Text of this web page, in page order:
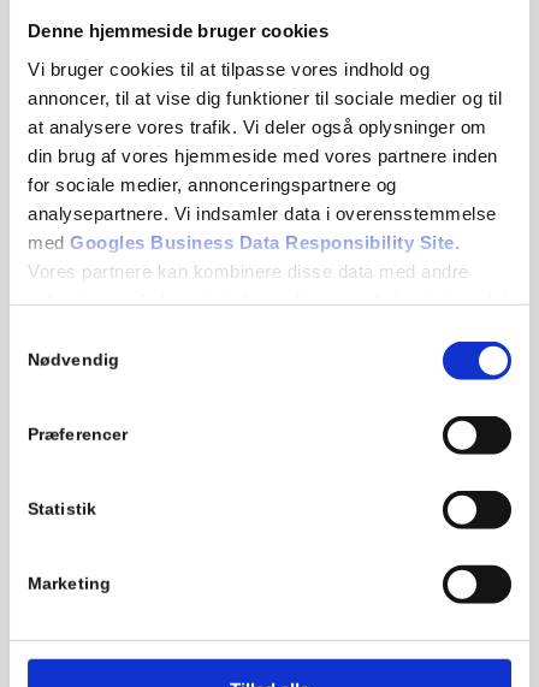
Denne hjemmeside bruger cookies
Vi bruger cookies til at tilpasse vores indhold og
annoncer, til at vise dig funktioner til sociale medier og til
at analysere vores trafik. Vi deler også oplysninger om
din brug af vores hjemmeside med vores partnere inden
for sociale medier, annonceringspartnere og
analysepartnere. Vi indsamler data i overensstemmelse
med Googles Business Data Responsibility Site
Vores partnere kan kombinere disse data med andre
Nødvendig
Præferencer
Statistik
Marketing
Er du FordelsKunde? Så kan du spare 5% på fremtidige
reparationer. Det er en nem og overskuelig måde at holde
din bil i topform og samtidig spare penge. Derfor kan du
med fordel vælge os, når din bil trænger til et
serviceeftersyn.
Book tid til serviceeftersyn
Har du brug for et serviceeftersyn?Book tidvia vores online
mailbogholderi@jfauto.dk
, hvis du har spørgsmål. Vi vender tilbage